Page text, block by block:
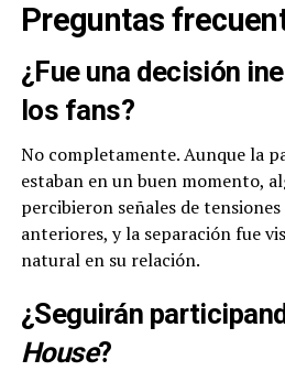
Preguntas
¿Fue una decisión
los fans?
No completamente. Aunque la
estaban en un buen momento,
percibieron señales de
anteriores, y la separación fue
natural en su relación.
¿Seguirán
House?